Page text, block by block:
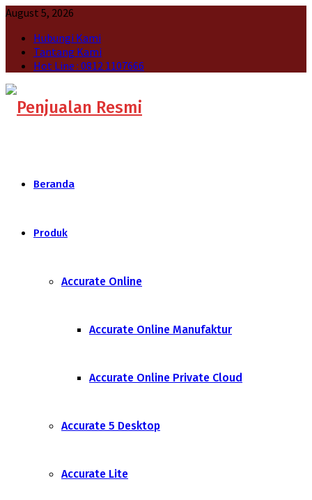
August 5, 2026
Hubungi Kami
Tantang Kami
Hot Line : 0812 1107666
Beranda
Produk
Accurate Online
Accurate Online Manufaktur
Accurate Online Private Cloud
Accurate 5 Desktop
Accurate Lite